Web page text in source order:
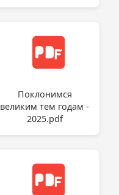
Поклонимся
великим тем годам -
2025.pdf